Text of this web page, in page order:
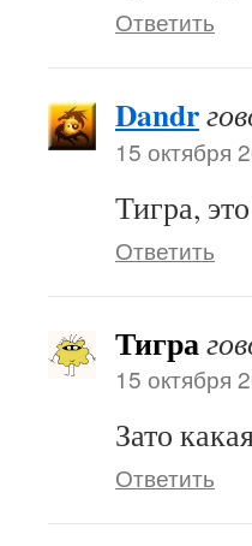
Ответить
Dandr
15 октября
Тигра,
Ответить
Тигра
15 октября
Зато
Ответить